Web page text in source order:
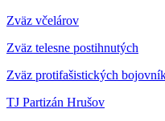
Zväz včelárov
Zväz telesne postihnutých
Zväz protifašistických
TJ Partizán Hrušov